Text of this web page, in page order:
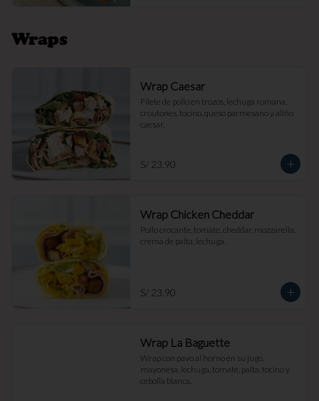
Wraps
Wrap Caesar
Filete de pollo en trozos, lechuga romana,
croutones, tocino, queso parmesano y aliño
caesar.
S/ 23.90
Wrap Chicken Cheddar
Pollo crocante, tomate, cheddar, mozzarella,
crema de palta, lechuga.
S/ 23.90
Wrap La Baguette
Wrap con pavo al horno en su jugo,
mayonesa, lechuga, tomate, palta, tocino y
cebolla blanca.